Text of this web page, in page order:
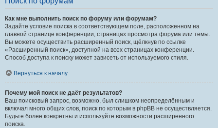
Как мне выполнить поиск по форуму или форумам?
Задайте условие поиска в соответствующем поле, расположенном на
главной странице конференции, страницах просмотра форума или темы.
Вы можете осуществить расширенный поиск, щёлкнув по ссылке
«Расширенный поиск», доступной на всех страницах конференции.
Способ доступа к поиску может зависеть от используемого стиля.
Вернуться к началу
Почему мой поиск не даёт результатов?
Ваш поисковый запрос, возможно, был слишком неопределённым и
включал много общих слов, поиск по которым в phpBB не осуществляется.
Будьте более конкретны и используйте возможности расширенного
поиска.